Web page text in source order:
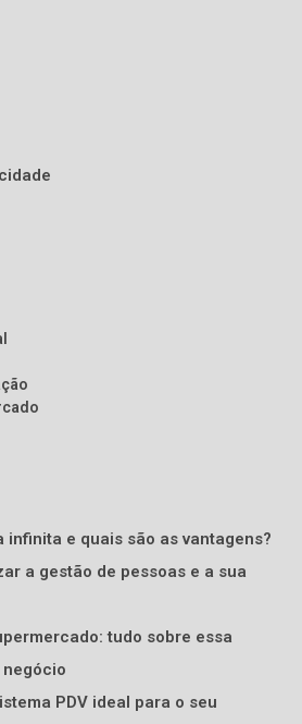
infinita e quais são as vantagens?
a gestão de pessoas e a sua
tudo sobre essa
PDV ideal para o seu